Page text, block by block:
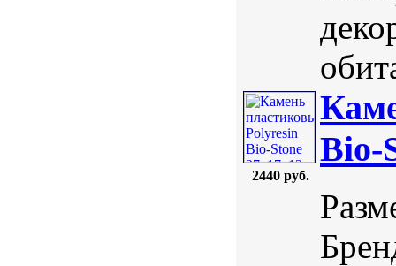
2440 руб.
Bio-